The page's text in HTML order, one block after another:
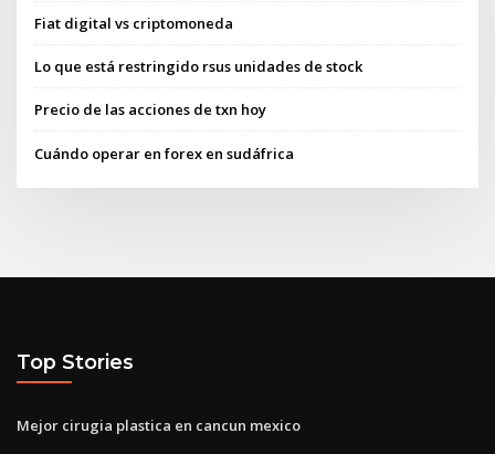
Fiat digital vs criptomoneda
Lo que está restringido rsus unidades de stock
Precio de las acciones de txn hoy
Cuándo operar en forex en sudáfrica
Top Stories
Mejor cirugia plastica en cancun mexico